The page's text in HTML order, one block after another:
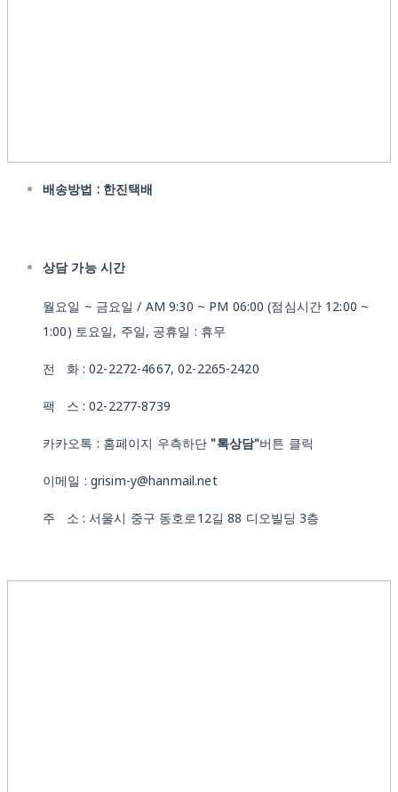
배송방법 : 한진택배
상담 가능 시간
월요일 ~ 금요일 / AM 9:30 ~ PM 06:00 (점심시간 12:00 ~
1:00) 토요일, 주일, 공휴일 : 휴무
전 화 : 02-2272-4667, 02-2265-2420
팩 스 : 02-2277-8739
카카오톡 : 홈페이지 우측하단 "톡상담"버튼 클릭
이메일 : grisim-y@hanmail.net
주 소 : 서울시 중구 동호로12길 88 디오빌딩 3층